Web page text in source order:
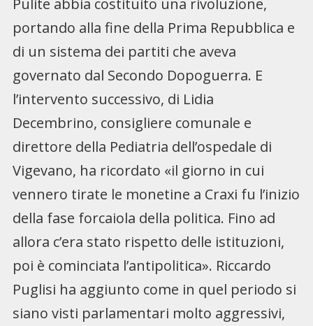
portando alla fine della Prima Repubblica e
di un sistema dei partiti che aveva
governato dal Secondo Dopoguerra. E
l’intervento successivo, di Lidia
Decembrino, consigliere comunale e
direttore della Pediatria dell’ospedale di
Vigevano, ha ricordato «il giorno in cui
vennero tirate le monetine a Craxi fu l’inizio
della fase forcaiola della politica. Fino ad
allora c’era stato rispetto delle istituzioni,
poi è cominciata l’antipolitica». Riccardo
Puglisi ha aggiunto come in quel periodo si
siano visti parlamentari molto aggressivi,